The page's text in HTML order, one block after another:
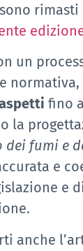
rimasti
un
normativa,
fino
la
fumi e
e
e
anche